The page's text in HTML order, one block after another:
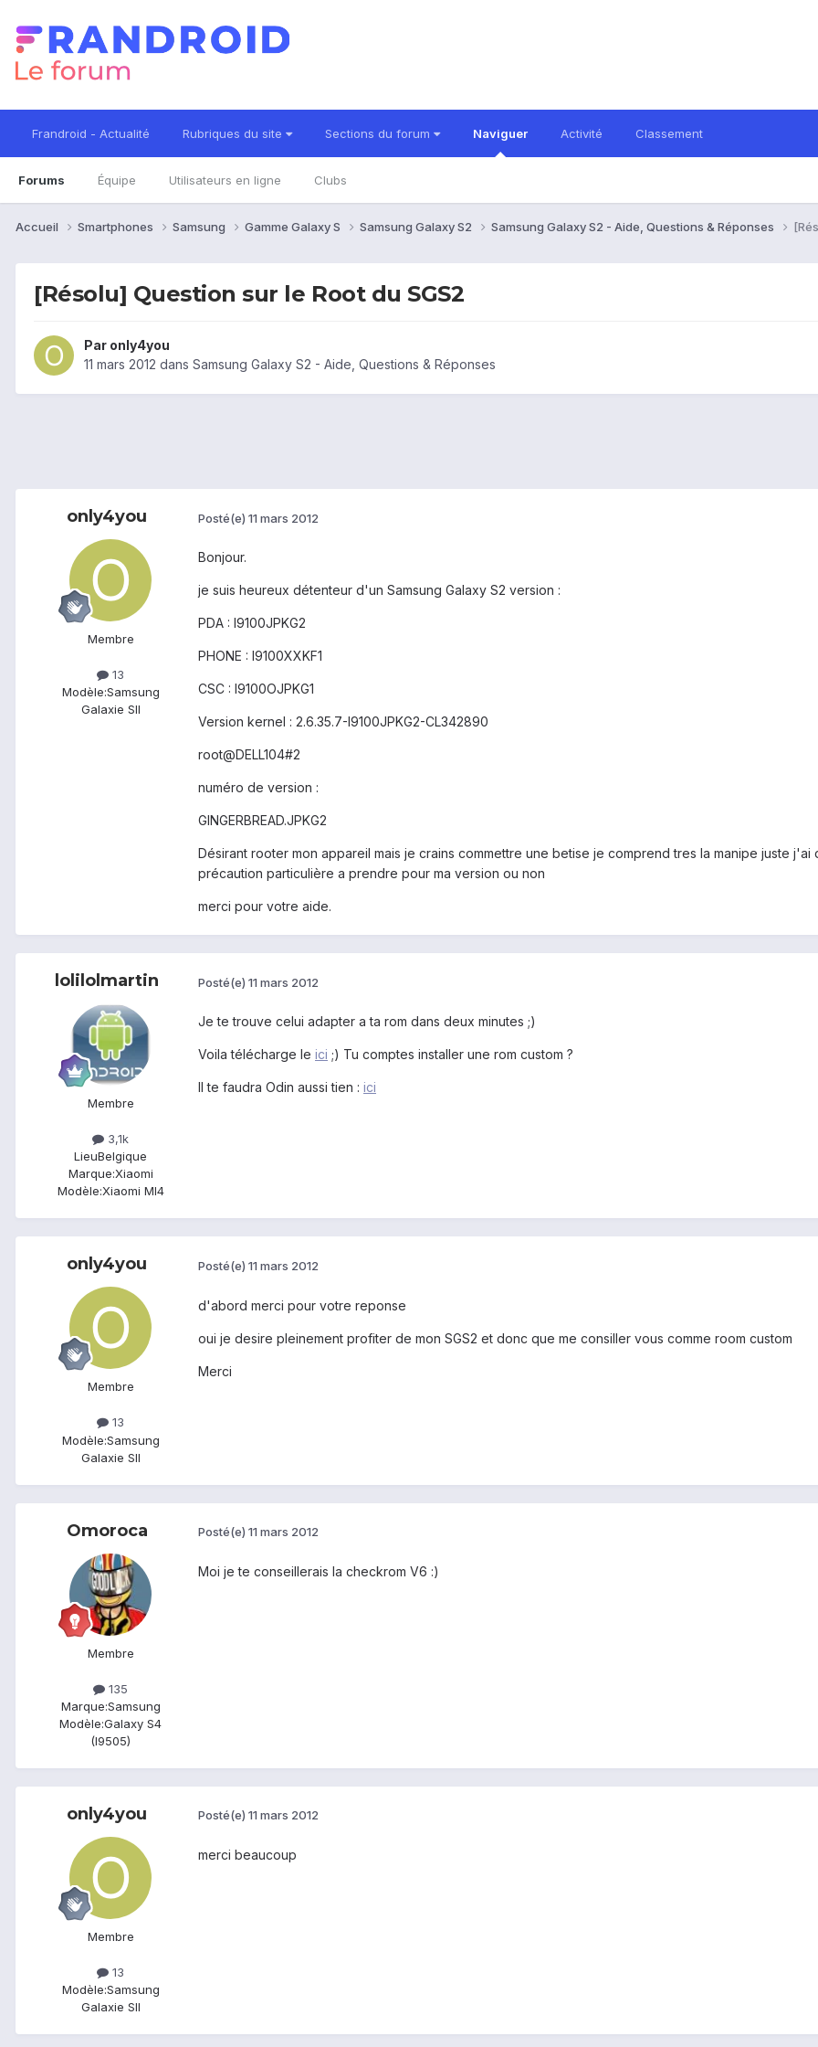
Frandroid - Actualité Rubriques du site Sections du forum Naviguer
Forums Équipe Utilisateurs en ligne Clubs
Activité Classement
Accueil Smartphones Samsung Gamme Galaxy S Samsung Galaxy S2 Samsung Galaxy S2 - Aide, Questions & Réponses
[Résolu] Question sur le Root du SGS2
Par only4you
11 mars 2012 dans Samsung Galaxy S2 - Aide, Questions & Réponses
only4you
Membre
13
Modèle:Samsung
Galaxie SII
Posté(e) 11 mars 2012
Bonjour.
je suis heureux détenteur d'un Samsung Galaxy S2 version :
PDA : I9100JPKG2
PHONE : I9100XXKF1
CSC : I9100OJPKG1
Version kernel : 2.6.35.7-I9100JPKG2-CL342890
root@DELL104#2
numéro de version :
GINGERBREAD.JPKG2
Désirant rooter mon appareil mais je crains commettre une betise je comprend tres la manipe juste
précaution particulière a prendre pour ma version ou non
merci pour votre aide.
lolilolmartin
Membre
3,1k
LieuBelgique
Marque:Xiaomi
Modèle:Xiaomi MI4
Posté(e) 11 mars 2012
Je te trouve celui adapter a ta rom dans deux minutes ;)
Voila télécharge le ici ;) Tu comptes installer une rom custom ?
Il te faudra Odin aussi tien : ici
only4you
Membre
13
Modèle:Samsung
Galaxie SII
Posté(e) 11 mars 2012
d'abord merci pour votre reponse
oui je desire pleinement profiter de mon SGS2 et donc que me consiller vous comme room custom
Merci
Omoroca
Membre
135
Marque:Samsung
Modèle:Galaxy S4
(I9505)
Posté(e) 11 mars 2012
Moi je te conseillerais la checkrom V6 :)
only4you
Membre
13
Modèle:Samsung
Galaxie SII
Posté(e) 11 mars 2012
merci beaucoup